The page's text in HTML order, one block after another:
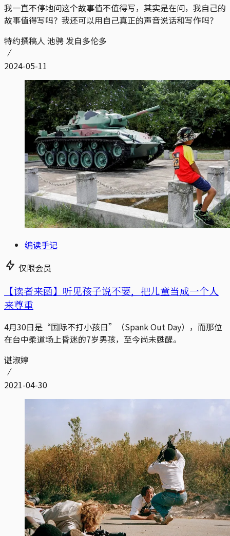
我一直不停地问这个故事值不值得写，其实是在问，我自己的
故事值得写吗？我还可以用自己真正的声音说话和写作吗？
特约撰稿人 池骋 发自多伦多
2024-05-11
编读手记
仅限会员
【读者来函】听见孩子说不要，把儿童当成一个人
来尊重
4月30日是“国际不打小孩日”（Spank Out Day），而那位
在台中柔道场上昏迷的7岁男孩，至今尚未甦醒。
谌淑婷
2021-04-30